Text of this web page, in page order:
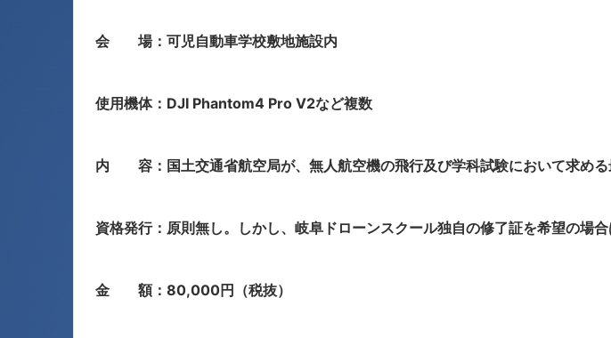
会 場：可児自動車学校敷地施設内
使用機体：DJI Phantom4 Pro V2など複数
内 容：国土交通省航空局が、無人航空機の飛行及び学科試験において求め
資格発行：原則無し。しかし、岐阜ドローンスクール独自の修了証を希望の場合
金 額：80,000円（税抜）